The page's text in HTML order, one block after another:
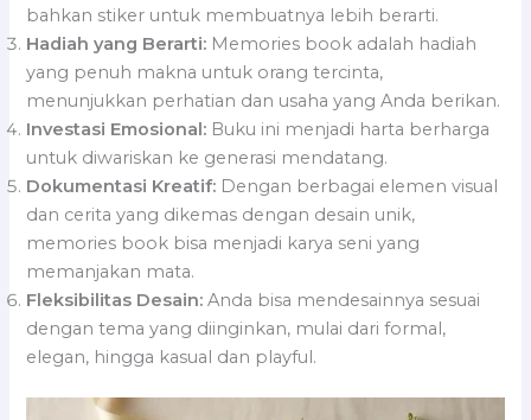
bahkan stiker untuk membuatnya lebih berarti.
Hadiah yang Berarti: Memories book adalah hadiah
yang penuh makna untuk orang tercinta,
menunjukkan perhatian dan usaha yang Anda berikan.
Investasi Emosional: Buku ini menjadi harta berharga
untuk diwariskan ke generasi mendatang.
Dokumentasi Kreatif: Dengan berbagai elemen visual
dan cerita yang dikemas dengan desain unik,
memories book bisa menjadi karya seni yang
memanjakan mata.
Fleksibilitas Desain: Anda bisa mendesainnya sesuai
dengan tema yang diinginkan, mulai dari formal,
elegan, hingga kasual dan playful.